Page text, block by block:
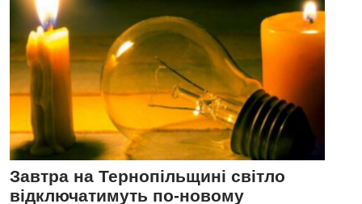
Завтра на Тернопільщині світло
відключатимуть по-новому